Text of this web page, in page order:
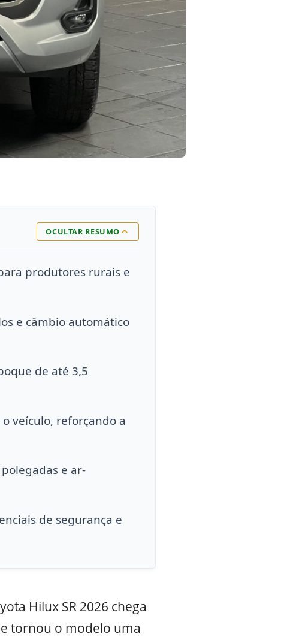
OCULTAR RESUMO
produtores rurais e
e câmbio automático
de até 3,5
veículo, reforçando a
e ar-
de segurança e
Hilux SR 2026 chega
tornou o modelo uma